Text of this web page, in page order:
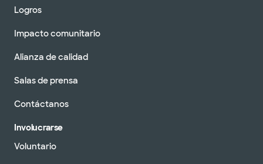
Logros
Impacto comunitario
Alianza de calidad
Salas de prensa
Contáctanos
Involucrarse
Voluntario